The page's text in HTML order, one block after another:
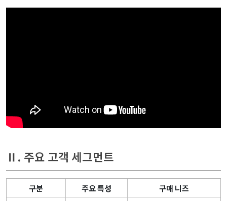
Ⅱ. 주요 고객 세그먼트
구분 주요 특성
구매 니즈